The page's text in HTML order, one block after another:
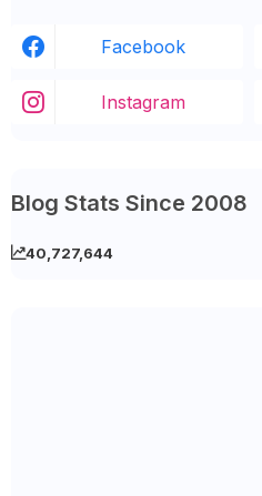
Facebook
Instagram
Blog Stats Since 2008
40,727,644